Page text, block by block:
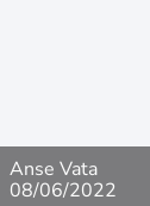
Anse Vata
08/06/2022